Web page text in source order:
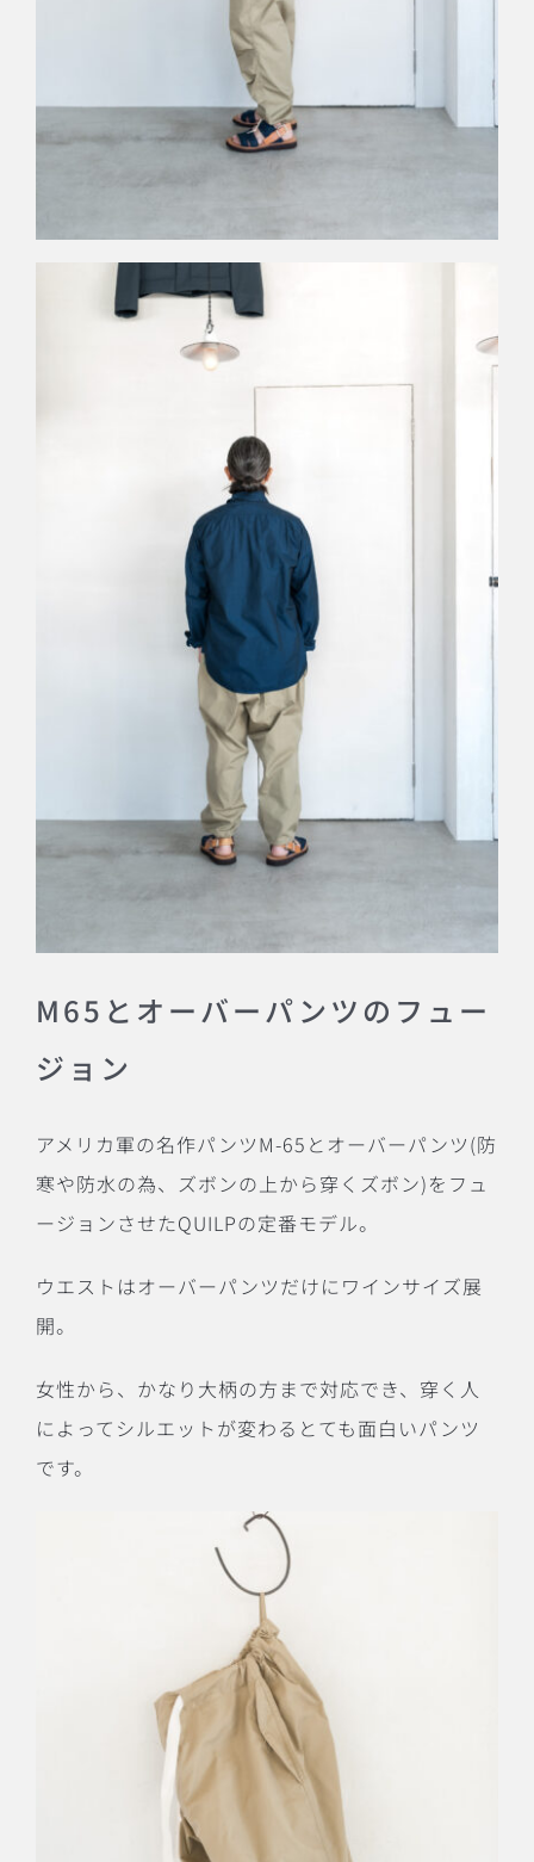
M65とオーバーパンツのフュー
ジョン
アメリカ軍の名作パンツM-65 とオーバーパンツ(防
寒や防水の為、ズボンの上から穿くズボン)をフュ
ージョンさせたQUILPの定番モデル。
ウエストはオーバーパンツだけにワインサイズ展
開。
女性から、かなり大柄の方まで対応でき、穿く人
によってシルエットが変わるとても面白いパンツ
です。